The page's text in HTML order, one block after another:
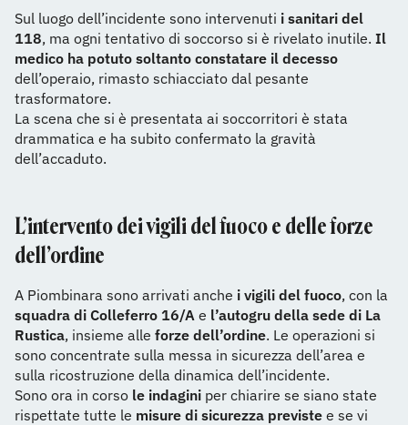
Sul luogo dell’incidente sono intervenuti i sanitari del
118, ma ogni tentativo di soccorso si è rivelato inutile. Il
medico ha potuto soltanto constatare il decesso
dell’operaio, rimasto schiacciato dal pesante
trasformatore.
La scena che si è presentata ai soccorritori è stata
drammatica e ha subito confermato la gravità
dell’accaduto.
L’intervento dei vigili del fuoco e delle forze
dell’ordine
A Piombinara sono arrivati anche i vigili del fuoco, con la
squadra di Colleferro 16/A e l’autogru della sede di La
Rustica, insieme alle forze dell’ordine. Le operazioni si
sono concentrate sulla messa in sicurezza dell’area e
sulla ricostruzione della dinamica dell’incidente.
Sono ora in corso le indagini per chiarire se siano state
rispettate tutte le misure di sicurezza previste e se vi